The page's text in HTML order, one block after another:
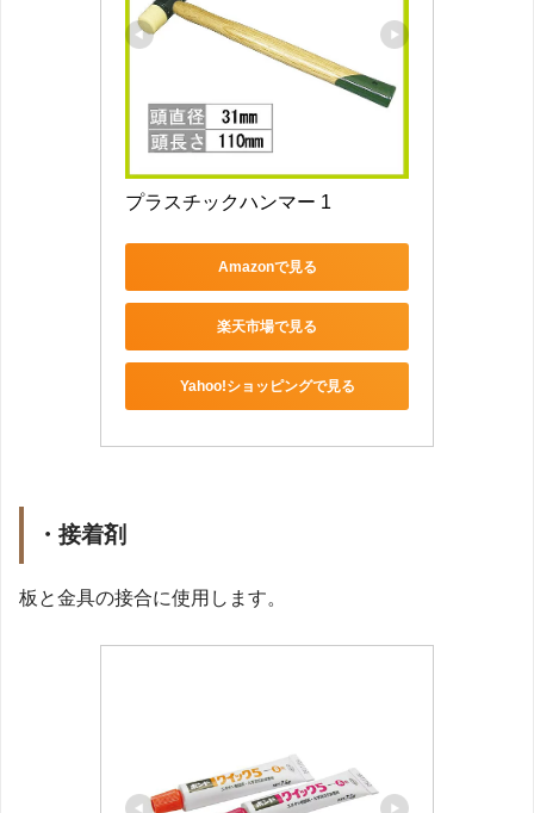
プラスチックハンマー 1
Amazonで見る
楽天市場で見る
Yahoo!ショッピングで見る
・接着剤
板と金具の接合に使用します。